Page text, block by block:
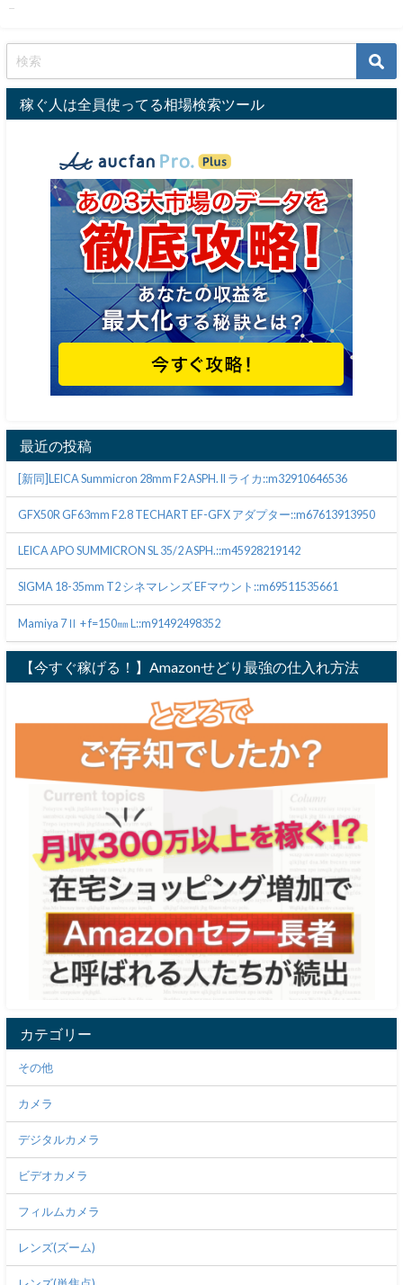
稼ぐ人は全員使ってる相場検索ツール
最近の投稿
[新同]LEICA Summicron 28mm F2 ASPH. II ライカ::m32910646536
GFX50R GF63mm F2.8 TECHART EF-GFX アダプター::m67613913950
LEICA APO SUMMICRON SL 35/2 ASPH.::m45928219142
SIGMA 18-35mm T2 シネマレンズ EFマウント::m69511535661
Mamiya 7Ⅱ + f=150㎜ L::m91492498352
【今すぐ稼げる！】Amazonせどり最強の仕入れ方法
カテゴリー
その他
カメラ
デジタルカメラ
ビデオカメラ
フィルムカメラ
レンズ(ズーム)